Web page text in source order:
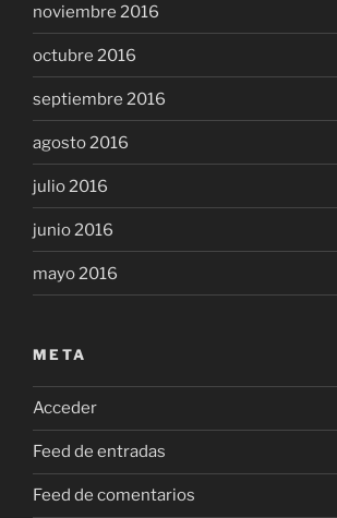
noviembre 2016
octubre 2016
septiembre 2016
agosto 2016
julio 2016
junio 2016
mayo 2016
META
Acceder
Feed de entradas
Feed de comentarios